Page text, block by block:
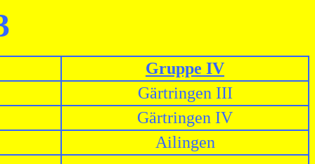
Gruppe IV
Gärtringen III
Gärtringen IV
Ailingen